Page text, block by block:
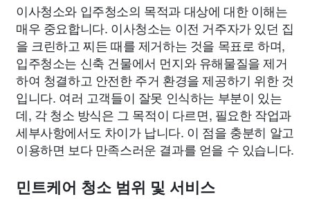
이사청소와 입주청소의 목적과 대상에 대한 이해는
매우 중요합니다. 이사청소는 이전 거주자가 있던 집
을 크린하고 찌든 때를 제거하는 것을 목표로 하며,
입주청소는 신축 건물에서 먼지와 유해물질을 제거
하여 청결하고 안전한 주거 환경을 제공하기 위한 것
입니다. 여러 고객들이 잘못 인식하는 부분이 있는
데, 각 청소 방식은 그 목적이 다르면, 필요한 작업과
세부사항에서도 차이가 납니다. 이 점을 충분히 알고
이용하면 보다 만족스러운 결과를 얻을 수 있습니다.
민트케어 청소 범위 및 서비스